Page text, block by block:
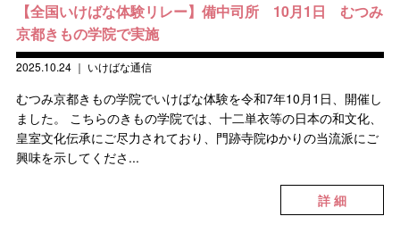
【全国いけばな体験リレー】備中司所 10月1日 むつみ
京都きもの学院で実施
2025.10.24｜ いけばな通信
むつみ京都きもの学院でいけばな体験を令和7年10月1日、開催し
ました。 こちらのきもの学院では、十二単衣等の日本の和文化、
皇室文化伝承にご尽力されており、門跡寺院ゆかりの当流派にご
興味を示してくださ...
詳 細